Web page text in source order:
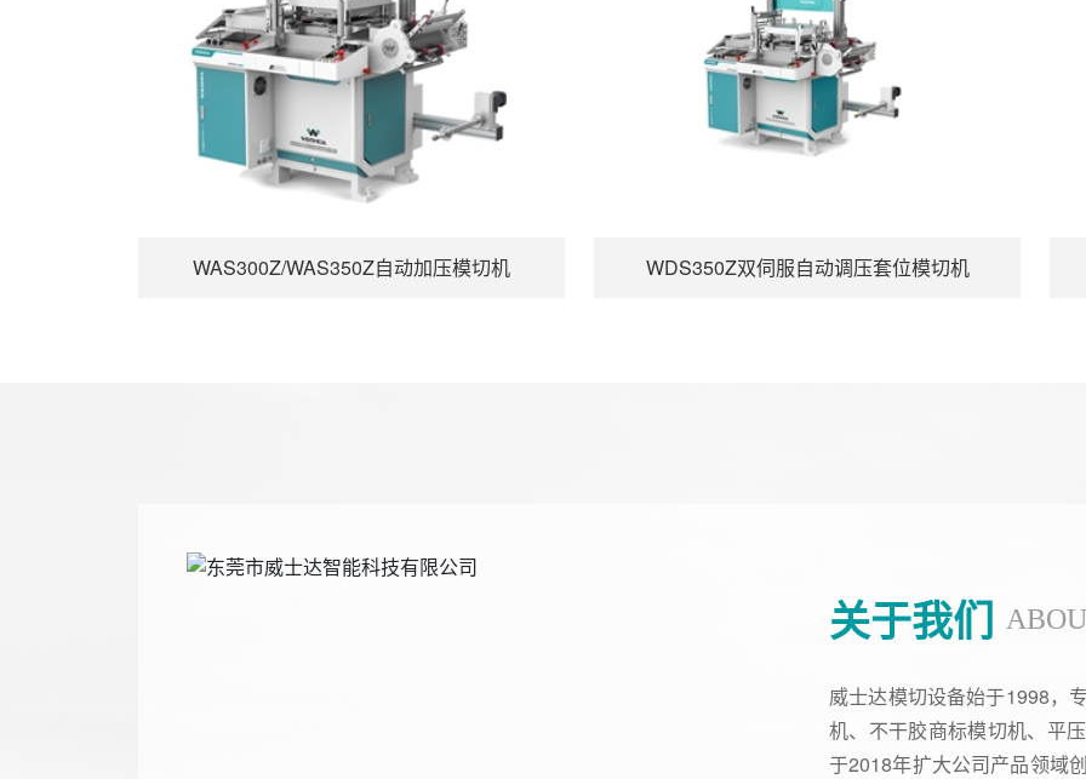
WAS300Z/WAS350Z自动加压模切机 WDS350Z双伺服自动调压套位模切机
关于我们
威士达模切设备始于1998，
机、不干胶商标模切机、平
于2018年扩大公司产品领域